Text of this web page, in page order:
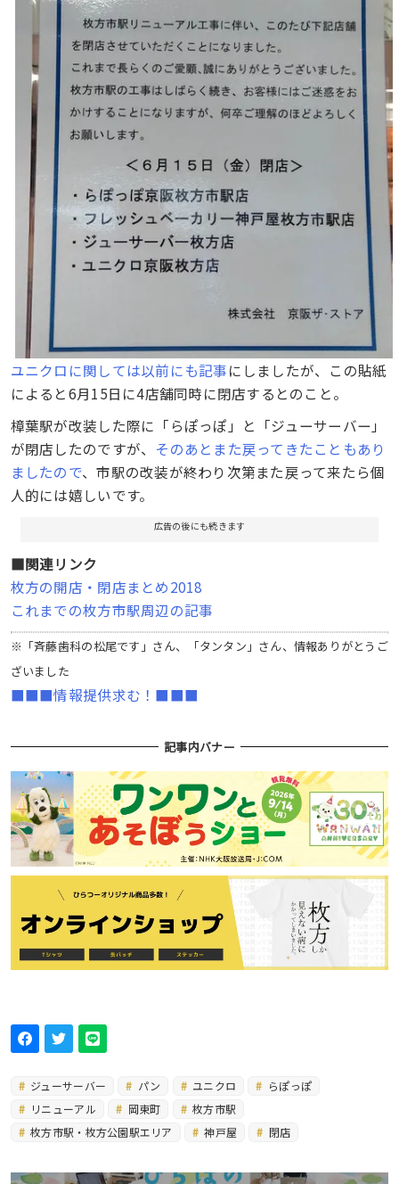
ユニクロに関しては以前にも記事にしましたが、この貼紙
によると6月15日に4店舗同時に閉店するとのこと。
樟葉駅が改装した際に「らぽっぽ」と「ジューサーバー」
が閉店したのですが、 そのあとまた戻ってきたこともあり
ましたので、市駅の改装が終わり次第また戻って来たら個
人的には嬉しいです。
広告の後にも続きます
■関連リンク
枚方の開店・閉店まとめ2018
これまでの枚方市駅周辺の記事
※「斉藤歯科の松尾です」さん、「タンタン」さん、情報ありがとうご
ざいました
■■■情報提供求む！■■■
記事内バナー
ジューサーバー パン ユニクロ
らぽっぽ
リニューアル
岡東町
枚方市駅
枚方市駅・枚方公園駅エリア
神戸屋 閉店